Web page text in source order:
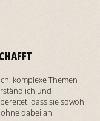
komplexe Themen
und
dass sie sowohl
dabei an